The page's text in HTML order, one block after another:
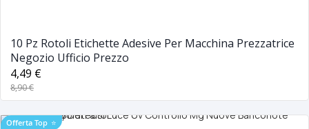
10 Pz Rotoli Etichette Adesive Per Macchina Prezzatrice
Negozio Ufficio Prezzo
4,49 €
8,90 €
Offerta Top ⭐